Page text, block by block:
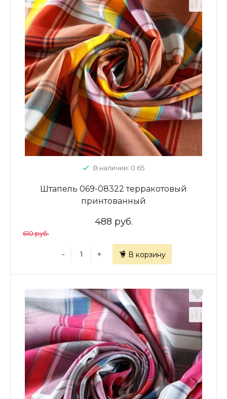
В наличии: 0.65
Штапель 069-08322 терракотовый
принтованный
488 руб.
610 руб.
- + В корзину